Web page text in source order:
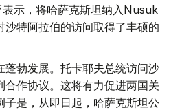
表示，将哈萨克斯坦纳入Nusuk
特阿拉伯的访问取得了丰硕的
蓬勃发展。托卡耶夫总统访问沙
作协议。这将有力促进两国关
子是，从即日起，哈萨克斯坦公